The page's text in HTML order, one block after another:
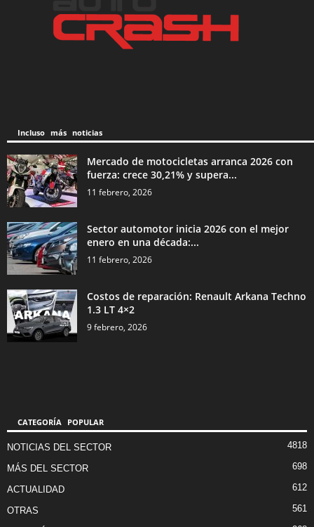
Incluso más noticias
Mercado de motocicletas arranca 2026 con
fuerza: crece 30,21% y supera...
11 febrero, 2026
Sector automotor inicia 2026 con el mejor
enero en una década:...
11 febrero, 2026
Costos de reparación: Renault Arkana Techno
1.3 LT 4×2
9 febrero, 2026
CATEGORÍA POPULAR
NOTICIAS DEL SECTOR 4818
MÁS DEL SECTOR 698
ACTUALIDAD 612
OTRAS 561